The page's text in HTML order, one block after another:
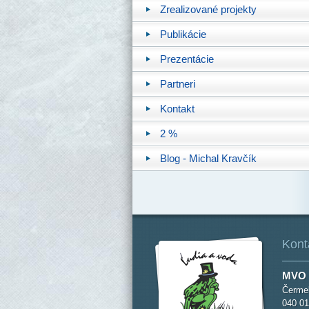
Zrealizované projekty
Publikácie
Prezentácie
Partneri
Kontakt
2 %
Blog - Michal Kravčík
040